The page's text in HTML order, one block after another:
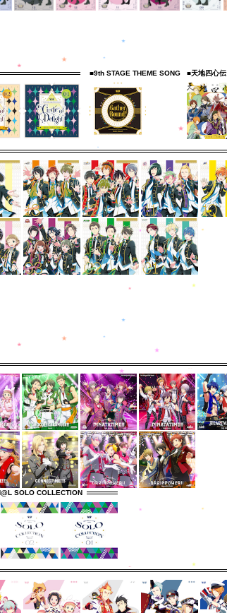
■9th STAGE THEME SONG ■天地四心伝
SOLO COLLECTION